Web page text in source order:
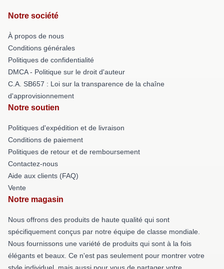
Notre société
À propos de nous
Conditions générales
Politiques de confidentialité
DMCA - Politique sur le droit d'auteur
C.A. SB657 : Loi sur la transparence de la chaîne
d'approvisionnement
Notre soutien
Politiques d'expédition et de livraison
Conditions de paiement
Politiques de retour et de remboursement
Contactez-nous
Aide aux clients (FAQ)
Vente
Notre magasin
Nous offrons des produits de haute qualité qui sont
spécifiquement conçus par notre équipe de classe mondiale.
Nous fournissons une variété de produits qui sont à la fois
élégants et beaux. Ce n'est pas seulement pour montrer votre